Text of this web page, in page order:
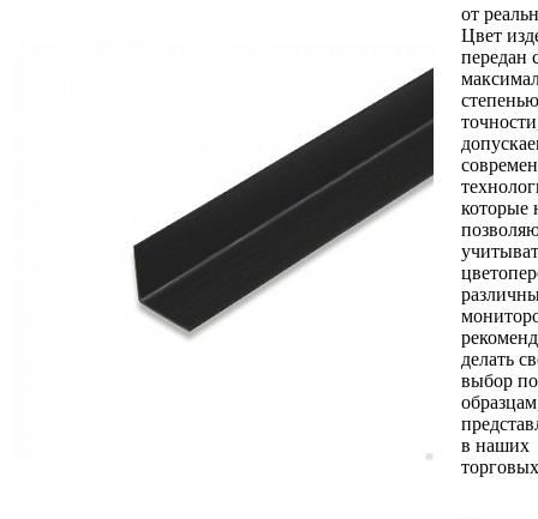
от
Цвет
передан
степенью
которые
делать
выбор по
в наших